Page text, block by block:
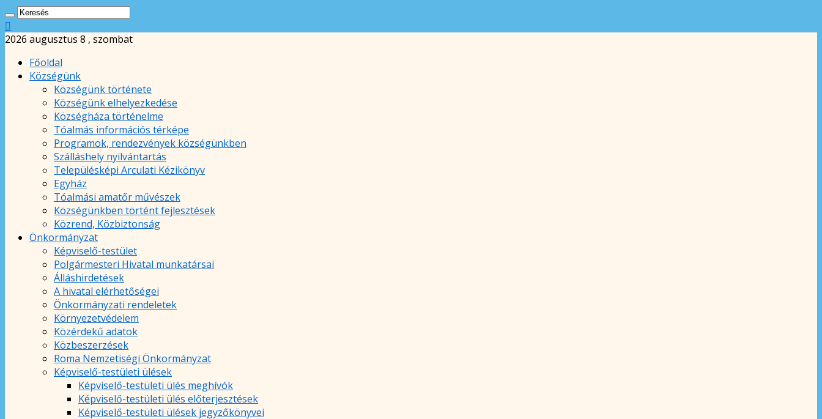
2026 augusztus 8 , szombat
Főoldal
Községünk
Községünk története
Községünk elhelyezkedése
Községháza történelme
Tóalmás információs térképe
Programok, rendezvények községünkben
Szálláshely nyilvántartás
Településképi Arculati Kézikönyv
Egyház
Tóalmási amatőr művészek
Községünkben történt fejlesztések
Közrend, Közbiztonság
Önkormányzat
Képviselő-testület
Polgármesteri Hivatal munkatársai
Álláshirdetések
A hivatal elérhetőségei
Önkormányzati rendeletek
Környezetvédelem
Közérdekű adatok
Közbeszerzések
Roma Nemzetiségi Önkormányzat
Képviselő-testületi ülések
Képviselő-testületi ülés meghívók
Képviselő-testületi ülés előterjesztések
Képviselő-testületi ülések jegyzőkönyvei